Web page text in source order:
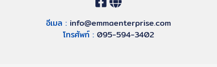
อีเมล : info@emmaenterprise.com
โทรศัพท์ : 095-594-3402